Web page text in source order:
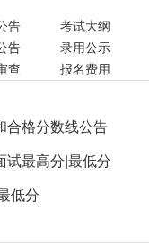
告 考试大纲
告 录用公示
查 报名费用
定 资格注册
合格分数线公告
试最高分|最低分
低分